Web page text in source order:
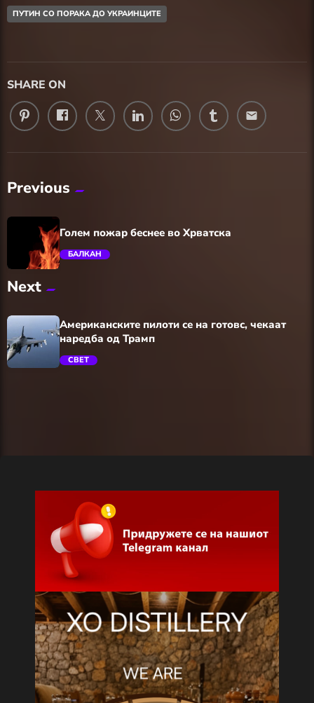
ПУТИН СО ПОРАКА ДО УКРАИНЦИТЕ
SHARE ON
email
Previous
Голем пожар беснее во Хрватска
БАЛКАН
Next
Американските пилоти се на готовс, чекаат
наредба од Трамп
СВЕТ